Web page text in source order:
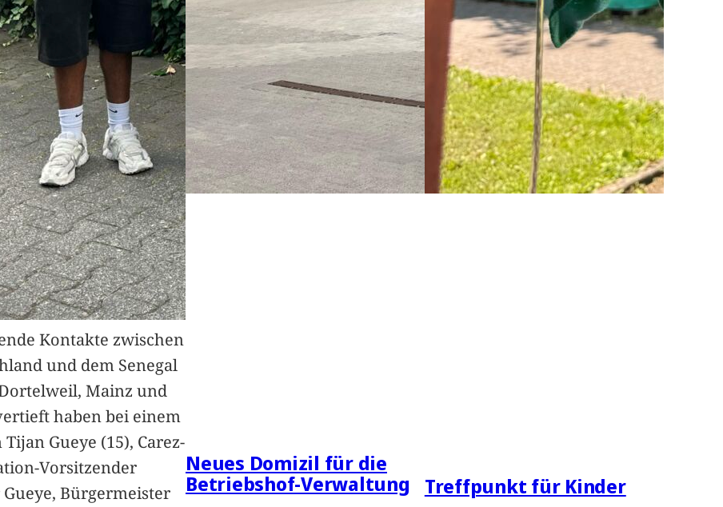
Kontakte zwischen
und dem Senegal
Mainz und
haben bei einem
Gueye (15), Carez-
Vorsitzender
Bürgermeister
Neues Domizil für die
Betriebshof-Verwaltung Treffpunkt für Kinder